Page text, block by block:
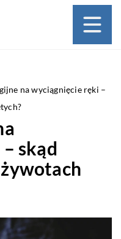
na wyciągnięcie ręki –
skąd